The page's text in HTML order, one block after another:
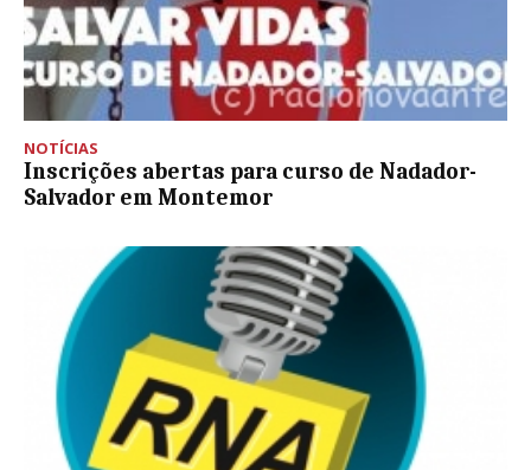
NOTÍCIAS
Inscrições abertas para curso de Nadador-
Salvador em Montemor